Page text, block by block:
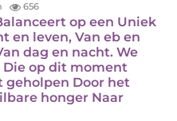
656
op een Uniek
en leven, Van eb en
dag en nacht. We
Die op dit moment
geholpen Door het
honger Naar